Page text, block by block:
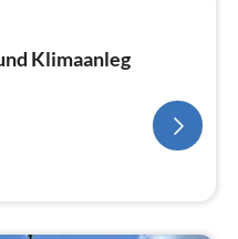
Klimaanleg